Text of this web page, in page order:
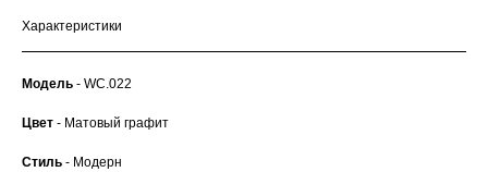
Характеристики
Модель - WC.022
Цвет - Матовый графит
Стиль - Модерн